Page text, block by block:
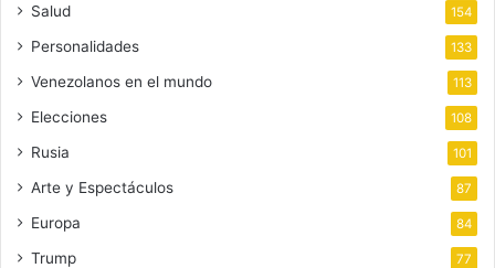
Salud 154
Personalidades 133
Venezolanos en el mundo 113
Elecciones 108
Rusia 101
Arte y Espectáculos 87
Europa 84
Trump 77